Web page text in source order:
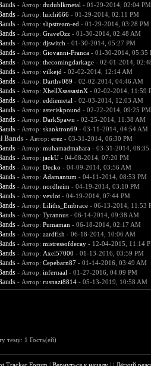
- Автор: dudublkmetal - 01-29-2014, 02:04 PM
- Автор: luichi666- 01-29-2014, 02:11 PM
- Автор: slipstream-ed - 01-29-2014, 03:28 PM
- Автор: GraveOzz- 01-30-2014, 02:48 AM
- Автор: djswitch - 01-30-2014, 05:27 PM
- Автор: Giovanni-Franca- 01-30-2014, 05:35
- Автор: thecomingdarkage- 02-01-2014,
- Автор: vilkejd - 02-02-2014, 12:14 AM
- Автор: Darthv089 - 02-02-2014, 04:46 AM
- Автор: XhellXsassasinX- 02-02-2014, 11:59
- Автор: eddiemetal - 02-03-2014, 12:03 AM
- Автор: asteriskpound - 02-22-2014, 09:25 PM
- Автор: DarkSpawn - 02-25-2014, 11:38 AM
- Автор: skanktron69 - 03-11-2014, 04:54 AM
Bands - Автор: erez- 03-31-2014, 06:30 PM
- Автор: muhamadmahara- 03-31-2014, 08:35
- Автор: jackU- 04-08-2014, 07:20 PM
- Автор: Decko - 04-09-2014, 03:56 AM
- Автор: Adamantum - 04-11-2014, 08:53 PM
- Автор: nordheim - 04-19-2014, 03:10 PM
- Автор: vevlot- 04-19-2014, 07:44 PM
- Автор: Liliths_Embrace- 06-13-2014, 11:53
- Автор: Tyrannus- 06-14-2014, 09:38 AM
- Автор: Pumaman - 06-18-2014, 02:17 AM
- Автор: aardfish - 06-18-2014, 10:06 AM
- Автор: mistressofdecay- 12-04-2015, 11:14
- Автор: Axel57000 - 01-13-2016, 03:59 PM
- Автор: Cepebarn87- 01-14-2016, 03:49 AM
- Автор: infernaal - 01-27-2016, 04:09 PM
- Автор: rusnazi8814- 05-13-2019, 10:58 AM
тему: 1 Гость(ей)